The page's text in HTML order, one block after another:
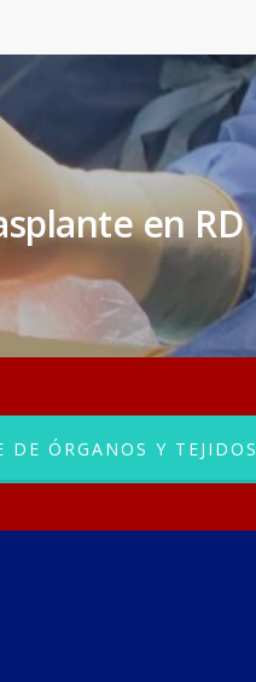
en RD
DE ÓRGANOS Y TEJIDOS